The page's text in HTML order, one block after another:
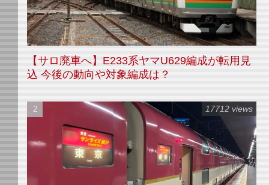
【サロ廃車へ】E233系ヤマU629編成が転用見
込 今後の動向や対象編成は？
17712 views